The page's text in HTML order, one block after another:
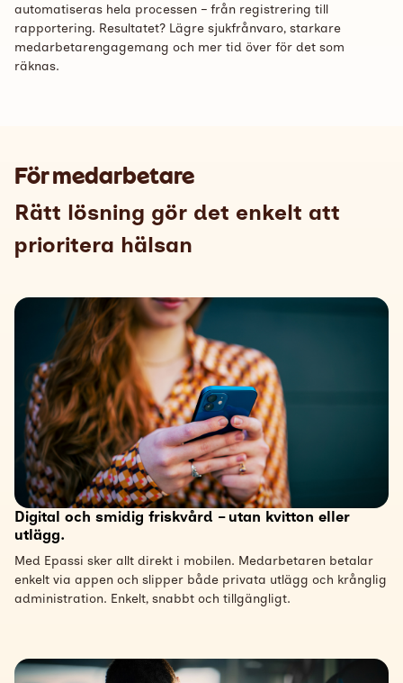
automatiseras hela processen – från registrering till
rapportering. Resultatet? Lägre sjukfrånvaro, starkare
medarbetarengagemang och mer tid över för det som
räknas.
För medarbetare
Rätt lösning gör det enkelt att
prioritera hälsan
Digital och smidig friskvård – utan kvitton eller
utlägg.
Med Epassi sker allt direkt i mobilen. Medarbetaren betalar
enkelt via appen och slipper både privata utlägg och krånglig
administration. Enkelt, snabbt och tillgängligt.